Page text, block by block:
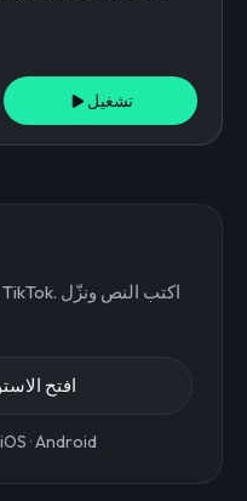
تشغيل
افتح
iOS ·Android